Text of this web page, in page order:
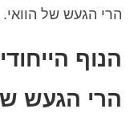
הרי הגעש של הוואי.
הנוף
הרי הגעש